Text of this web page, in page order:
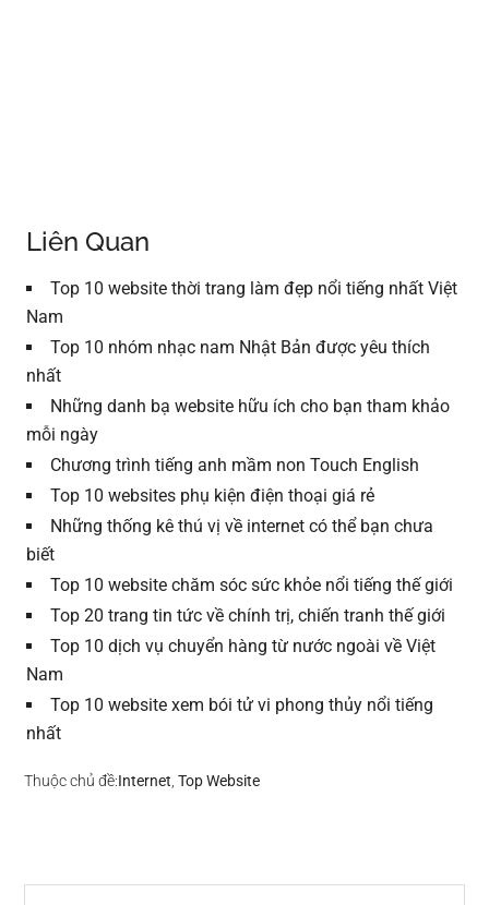
Liên Quan
Top 10 website thời trang làm đẹp nổi tiếng nhất Việt
Nam
Top 10 nhóm nhạc nam Nhật Bản được yêu thích
nhất
Những danh bạ website hữu ích cho bạn tham khảo
mỗi ngày
Chương trình tiếng anh mầm non Touch English
Top 10 websites phụ kiện điện thoại giá rẻ
Những thống kê thú vị về internet có thể bạn chưa
biết
Top 10 website chăm sóc sức khỏe nổi tiếng thế giới
Top 20 trang tin tức về chính trị, chiến tranh thế giới
Top 10 dịch vụ chuyển hàng từ nước ngoài về Việt
Nam
Top 10 website xem bói tử vi phong thủy nổi tiếng
nhất
Thuộc chủ đề:Internet ,Top Website